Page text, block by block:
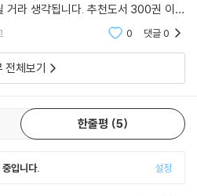
거라 생각됩니다. 추천도서 300권 이상
제시하여 사고력 신장을 위한 연습까지!
0 댓글0
전체보기
한줄평 5
입니다. 설정